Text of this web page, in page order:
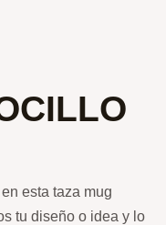
esta taza mug
tu diseño o idea y lo